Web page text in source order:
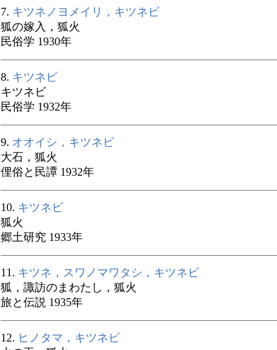
7. キツネノヨメイリ，キツネビ
狐の嫁入，狐火
民俗学 1930年
8. キツネビ
キツネビ
民俗学 1932年
9. オオイシ，キツネビ
大石，狐火
俚俗と民譚 1932年
10. キツネビ
狐火
郷土研究 1933年
11. キツネ，スワノマワタシ，キツネビ
狐，諏訪のまわたし，狐火
旅と伝説 1935年
12. ヒノタマ，キツネビ